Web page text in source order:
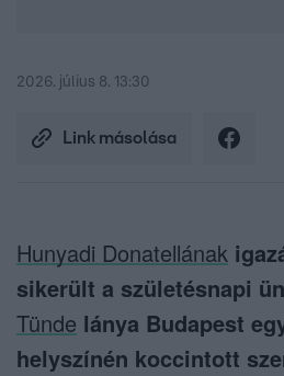
2026. július 8. 13:30
Link másolása
Hunyadi Donatellának
sikerült a születésnapi
Tünde lánya Budapest
helyszínén koccintott